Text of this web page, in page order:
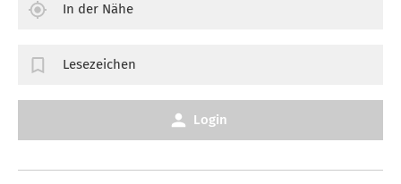
In der Nähe
Lesezeichen
Login